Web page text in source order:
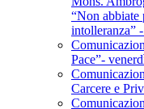
“Non abbiate
intolleranza”
Pace”-
Carcere e